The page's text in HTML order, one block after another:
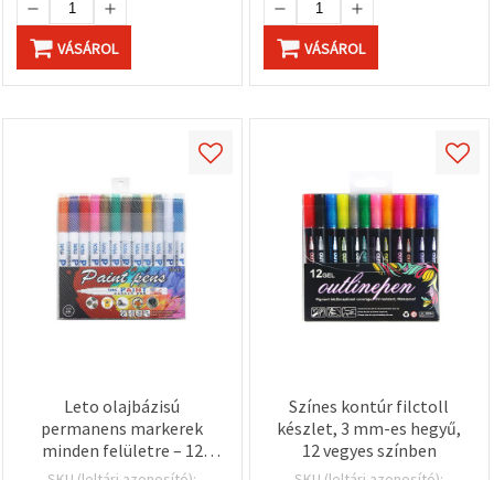
VÁSÁROL VÁSÁROL
Leto olajbázisú
permanens markerek
minden felületre – 12
színű készlet
Színes kontúr filctoll
készlet, 3 mm-es hegyű,
12 vegyes színben